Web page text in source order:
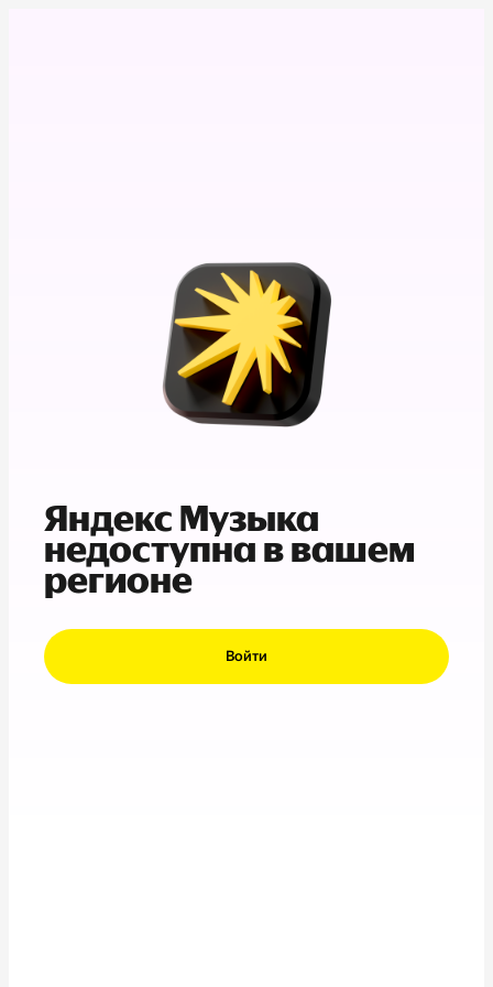
Яндекс Музыка
недоступна в вашем
регионе
Войти